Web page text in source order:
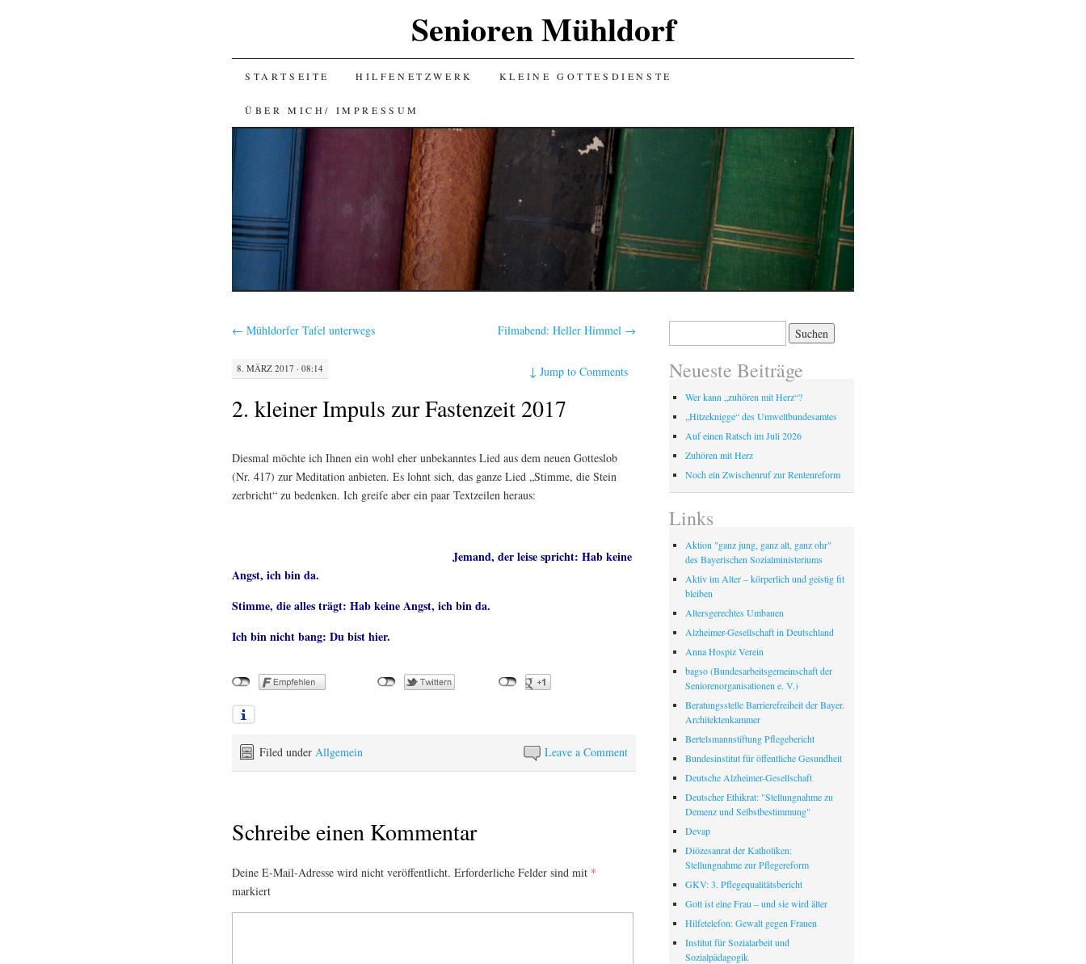
Senioren Mühldorf
SKIP
TO
CONTENT
STARTSEITE HILFENETZWERK KLEINE GOTTESDIENSTE
ÜBER MICH/ IMPRESSUM
← Mühldorfer Tafel unterwegs Filmabend: Heller Himmel →
8. MÄRZ 2017 · 08:14 ↓Jump to Comments
2. kleiner Impuls zur Fastenzeit 2017
Diesmal möchte ich Ihnen ein wohl eher unbekanntes Lied aus dem neuen Gotteslob
(Nr. 417) zur Meditation anbieten. Es lohnt sich, das ganze Lied „Stimme, die Stein
zerbricht“ zu bedenken. Ich greife aber ein paar Textzeilen heraus:
Jemand, der leise spricht: Hab keine
Angst, ich bin da.
Stimme, die alles trägt: Hab keine Angst, ich bin da.
Ich bin nicht bang: Du bist hier.
Leave a Comment
Filed under Allgemein
Schreibe einen Kommentar
Deine E-Mail-Adresse wird nicht veröffentlicht. Erforderliche Felder sind mit *
markiert
Neueste Beiträge
Wer kann „zuhören mit Herz“?
„Hitzeknigge“ des Umweltbundesamtes
Auf einen Ratsch im Juli 2026
Zuhören mit Herz
Noch ein Zwischenruf zur Rentenreform
Links
Aktion "ganz jung, ganz alt, ganz ohr"
des Bayerischen Sozialministeriums
Aktiv im Alter – körperlich und geistig fit
bleiben
Altersgerechtes Umbauen
Alzheimer-Gesellschaft in Deutschland
Anna Hospiz Verein
bagso (Bundesarbeitsgemeinschaft der
Seniorenorganisationen e. V.)
Beratungsstelle Barrierefreiheit der Bayer.
Architektenkammer
Bertelsmannstiftung Pflegebericht
Bundesinstitut für öffentliche Gesundheit
Deutsche Alzheimer-Gesellschaft
Deutscher Ethikrat: "Stellungnahme zu
Demenz und Selbstbestimmung"
Devap
Diözesanrat der Katholiken:
Stellungnahme zur Pflegereform
GKV: 3. Pflegequalitätsbericht
Gott ist eine Frau – und sie wird älter
Hilfetelefon: Gewalt gegen Frauen
Institut für Sozialarbeit und
Sozialpädagogik